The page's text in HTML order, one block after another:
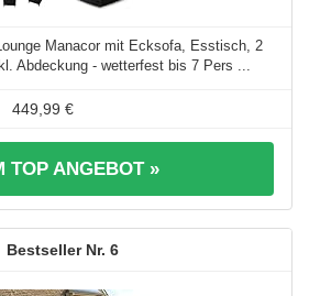
Manacor mit Ecksofa, Esstisch, 2
Abdeckung - wetterfest bis 7 Pers ...
449,99 €
TOP ANGEBOT »
6